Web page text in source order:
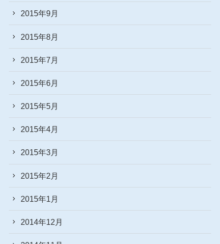
2015年9月
2015年8月
2015年7月
2015年6月
2015年5月
2015年4月
2015年3月
2015年2月
2015年1月
2014年12月